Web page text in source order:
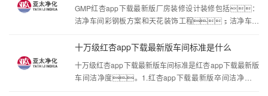
蓄湿的无机材料。3、使用的材料应为非燃
烧体，并应具有一定的导电性能，以防静
GMP红杏app下载最新版厂房装修设计装修包括：
洁净车间彩钢板方案和天花装饰工程；洁净车间
明电气工程； 洁净车间防静电环氧树脂地板工工
竟有什么区别呢？ 根据GMP规范红杏app下载
最新版车间设计的实质是美观清洁，防止产品污
十万级红杏app下载最新版车间标准是什么
十万级红杏app下载最新版车间标准是红杏app下载最新版
车间洁净度。1.红杏app下载最新版卒间洁净度级